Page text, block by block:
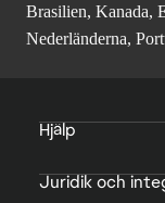
Brasilien, Kanada,
Nederländerna,
Hjälp
Juridik och